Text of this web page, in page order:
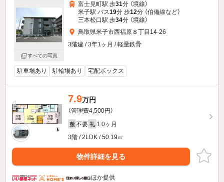
すべての写真
富士見町駅 歩31分 （境線）
米子駅 バス19分 歩12分 （伯備線など）
三本松口駅 歩34分 （境線）
鳥取県米子市西福原８丁目14-26
3階建 / 3年1ヶ月 / 軽量鉄骨
駐車場あり 駐輪場あり 宅配ボックス
7.9万円
（管理費4,500円）
敷 不要 礼 1.0ヶ月
3階 / 2LDK / 50.19㎡
物件詳細を見る
ほか提供